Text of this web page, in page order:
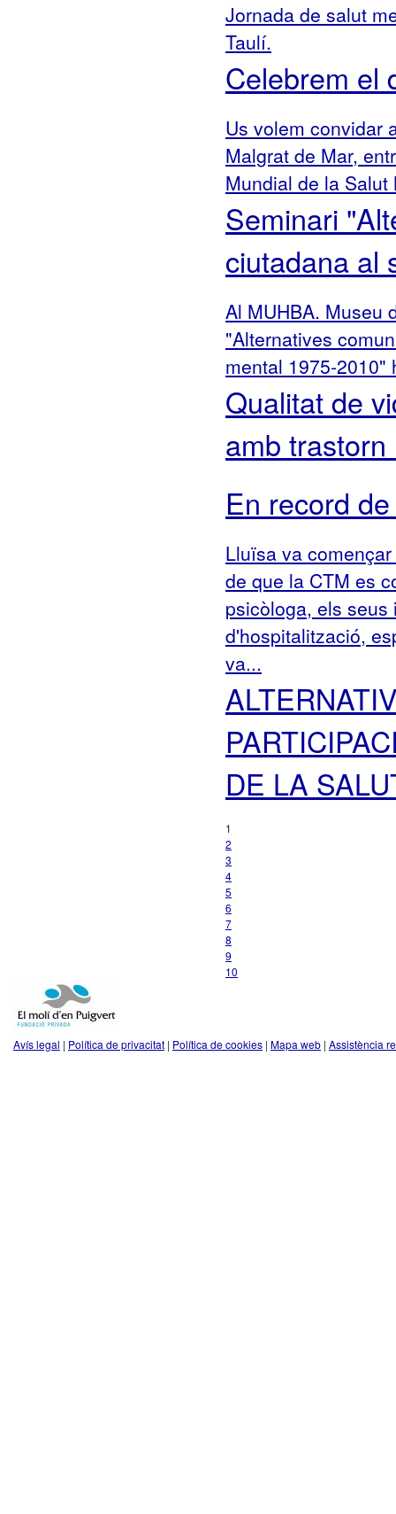
Jornada de salut
Taulí.
Celebrem el
Us volem convidar
Malgrat de Mar,
Mundial de la Salut
Seminari
ciutadana al
Al MUHBA. Museu
"Alternatives
mental 1975-2010"
Qualitat de
amb
En record
Lluïsa va
de que la CTM es
psicòloga, els
d'hospitalització,
va...
DE LA
1
2
3
4
5
6
7
8
9
10
Avís legal | Política de privacitat | Política de cookies | Mapa web | Assistència